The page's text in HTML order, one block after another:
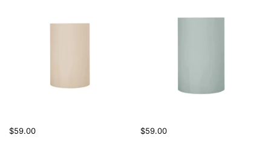
$59.00 $59.00